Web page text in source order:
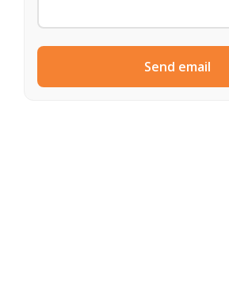
Send email